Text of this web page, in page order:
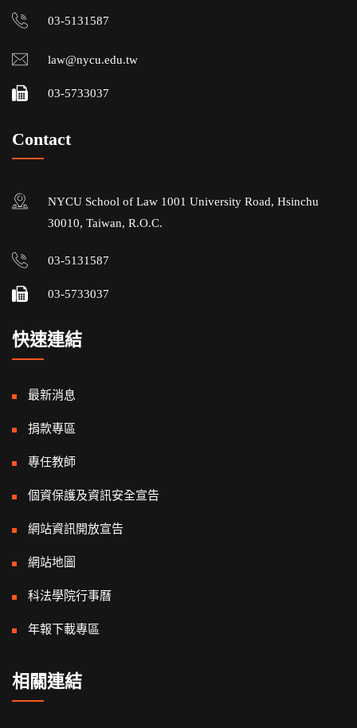
03-5131587
law@nycu.edu.tw
03-5733037
Contact
NYCU School of Law 1001 University Road, Hsinchu
30010, Taiwan, R.O.C.
03-5131587
03-5733037
快速連結
最新消息
捐款專區
專任教師
個資保護及資訊安全宣告
網站資訊開放宣告
網站地圖
科法學院行事曆
年報下載專區
相關連結